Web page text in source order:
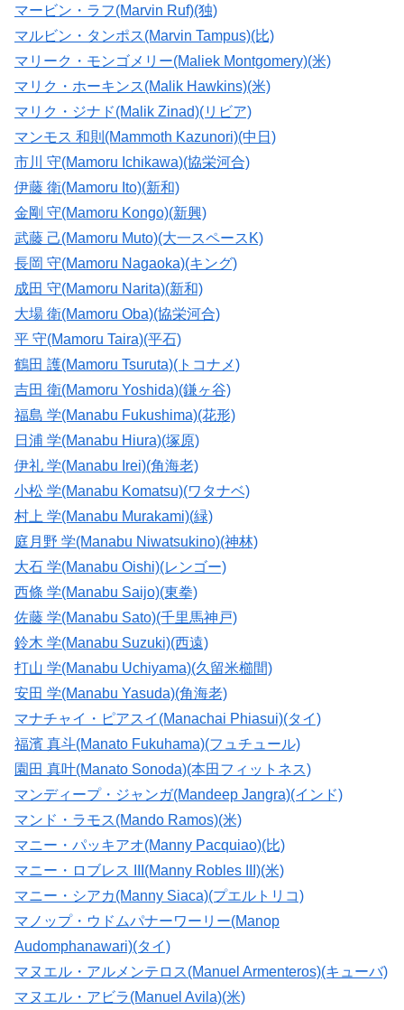
マービン・ラフ(Marvin Ruf)(独)
マルビン・タンポス(Marvin Tampus)(比)
マリーク・モンゴメリー(Maliek Montgomery)(米)
マリク・ホーキンス(Malik Hawkins)(米)
マリク・ジナド(Malik Zinad)(リビア)
マンモス 和則(Mammoth Kazunori)(中日)
市川 守(Mamoru Ichikawa)(協栄河合)
伊藤 衛(Mamoru Ito)(新和)
金剛 守(Mamoru Kongo)(新興)
武藤 己(Mamoru Muto)(大一スペースK)
長岡 守(Mamoru Nagaoka)(キング)
成田 守(Mamoru Narita)(新和)
大場 衛(Mamoru Oba)(協栄河合)
平 守(Mamoru Taira)(平石)
鶴田 護(Mamoru Tsuruta)(トコナメ)
吉田 衛(Mamoru Yoshida)(鎌ヶ谷)
福島 学(Manabu Fukushima)(花形)
日浦 学(Manabu Hiura)(塚原)
伊礼 学(Manabu Irei)(角海老)
小松 学(Manabu Komatsu)(ワタナベ)
村上 学(Manabu Murakami)(緑)
庭月野 学(Manabu Niwatsukino)(神林)
大石 学(Manabu Oishi)(レンゴー)
西條 学(Manabu Saijo)(東拳)
佐藤 学(Manabu Sato)(千里馬神戸)
鈴木 学(Manabu Suzuki)(西遠)
打山 学(Manabu Uchiyama)(久留米櫛間)
安田 学(Manabu Yasuda)(角海老)
マナチャイ・ピアスイ(Manachai Phiasui)(タイ)
福濱 真斗(Manato Fukuhama)(フュチュール)
園田 真叶(Manato Sonoda)(本田フィットネス)
マンディープ・ジャンガ(Mandeep Jangra)(インド)
マンド・ラモス(Mando Ramos)(米)
マニー・パッキアオ(Manny Pacquiao)(比)
マニー・ロブレス III(Manny Robles III)(米)
マニー・シアカ(Manny Siaca)(プエルトリコ)
マノップ・ウドムパナーワーリー(Manop
Audomphanawari)(タイ)
マヌエル・アルメンテロス(Manuel Armenteros)(キューバ)
マヌエル・アビラ(Manuel Avila)(米)